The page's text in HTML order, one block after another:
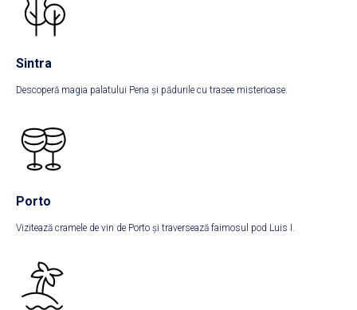
Sintra
Descoperă magia palatului Pena și pădurile cu trasee misterioase.
Porto
Vizitează cramele de vin de Porto și traversează faimosul pod Luis I.